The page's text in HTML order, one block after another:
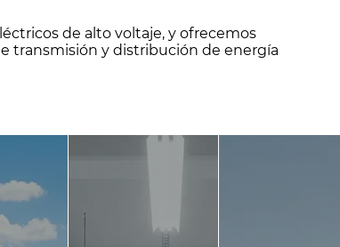
de alto voltaje, y ofrecemos
transmisión y distribución de energía